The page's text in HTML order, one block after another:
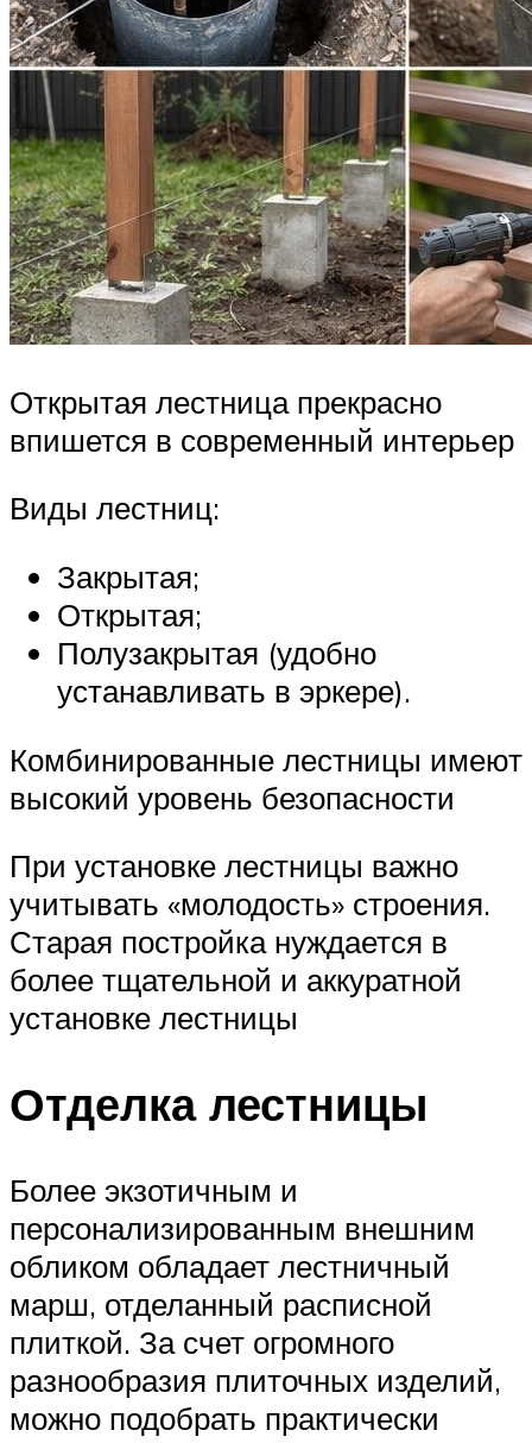
Открытая лестница прекрасно
впишется в современный интерьер
Виды лестниц:
Закрытая;
Открытая;
Полузакрытая (удобно
устанавливать в эркере).
Комбинированные лестницы имеют
высокий уровень безопасности
При установке лестницы важно
учитывать «молодость» строения.
Старая постройка нуждается в
более тщательной и аккуратной
установке лестницы
Отделка лестницы
Более экзотичным и
персонализированным внешним
обликом обладает лестничный
марш, отделанный расписной
плиткой. За счет огромного
разнообразия плиточных изделий,
можно подобрать практически